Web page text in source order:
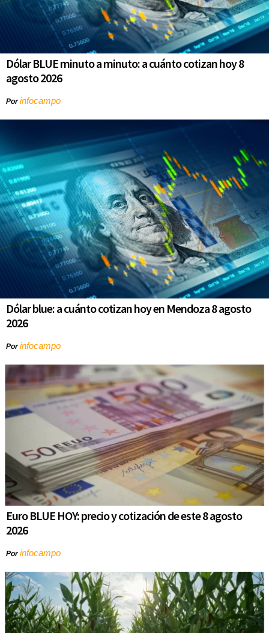
Dólar BLUE minuto a minuto: a cuánto cotizan hoy 8
agosto 2026
Porinfocampo
Dólar blue: a cuánto cotizan hoy en Mendoza 8 agosto
2026
Porinfocampo
Euro BLUE HOY: precio y cotización de este 8 agosto
2026
Porinfocampo